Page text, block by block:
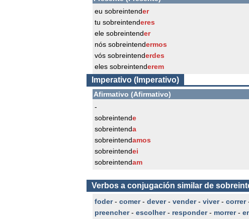
eu sobreintender
tu sobreintenderes
ele sobreintender
nós sobreintendermos
vós sobreintenderdes
eles sobreintenderem
Imperativo (Imperativo)
Afirmativo (Afirmativo)
-
sobreintende
sobreintenda
sobreintendamos
sobreintendei
sobreintendam
Verbos a conjugación similar de
foder- comer- dever- vender- viver- correr
preencher- escolher- responder- morrer-